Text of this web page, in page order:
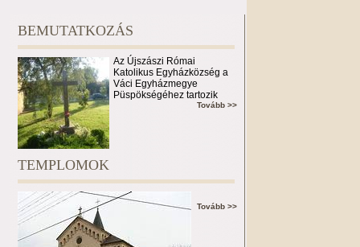
BEMUTATKOZÁS
Az Újszászi Római
Katolikus Egyházközség a
Váci Egyházmegye
Püspökségéhez tartozik
Tovább >>
TEMPLOMOK
Tovább >>